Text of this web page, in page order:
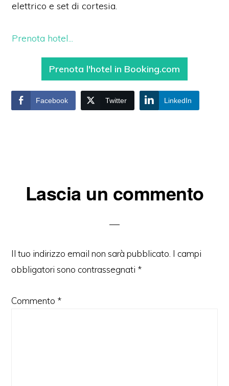
elettrico e set di cortesia.
Prenota hotel...
Prenota l'hotel in Booking.com
Facebook Twitter LinkedIn
Interazioni
Lascia un commento
Il tuo indirizzo email non sarà pubblicato. I campi
obbligatori sono contrassegnati *
Commento *